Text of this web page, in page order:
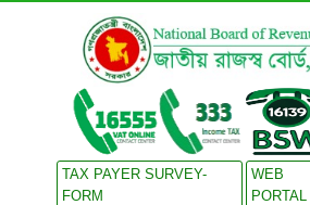
TAX PAYER SURVEY-
FORM
WEB
PORTAL